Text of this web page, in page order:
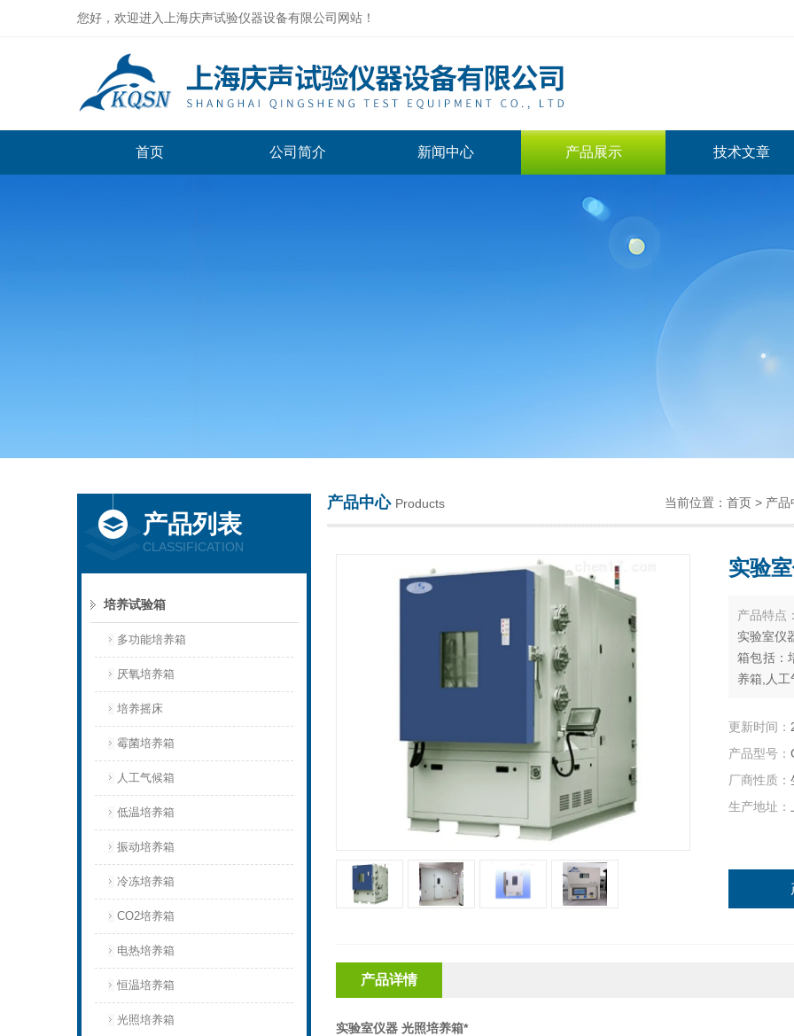
您好，欢迎进入上海庆声试验仪器设备有限公司网站！
首页 公司简介 新闻中心 产品展示 技术文章
产品列表
CLASSIFICATION
培养试验箱
多功能培养箱
厌氧培养箱
培养摇床
霉菌培养箱
人工气候箱
低温培养箱
振动培养箱
冷冻培养箱
CO2培养箱
电热培养箱
恒温培养箱
光照培养箱
产品中心 Products 当前位置： 首页 > 产品
实验
产品特点
实验室仪
箱包括：
养箱,人
更新时间：
产品型号：
厂商性质：
生产地址：
产品详情
实验室仪器 光照培养箱*